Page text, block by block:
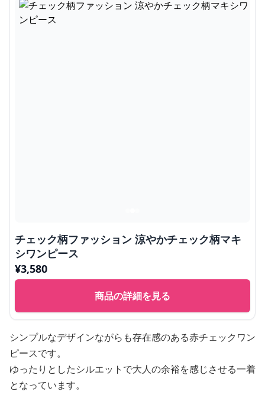
チェック柄ファッション 涼やかチェック柄マキ
シワンピース
¥3,580
商品の詳細を見る
シンプルなデザインながらも存在感のある赤チェックワン
ピースです。
ゆったりとしたシルエットで大人の余裕を感じさせる一着
となっています。